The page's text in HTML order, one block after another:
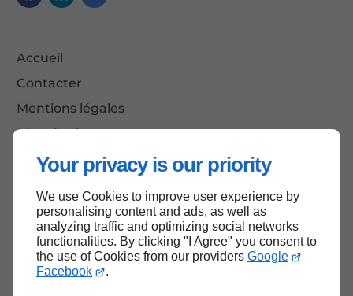
Your privacy is our priority
We use Cookies to improve user experience by
personalising content and ads, as well as
analyzing traffic and optimizing social networks
functionalities. By clicking "I Agree" you consent to
the use of Cookies from our providers Google
Facebook
.
Accueil
Contacter
Mentions légales
Plan du site
Haut de page